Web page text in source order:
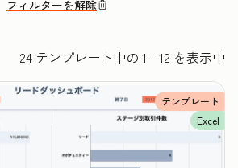
フィルターを解除
24 テンプレート中の 1 - 12 を表示中
テンプレート
Excel